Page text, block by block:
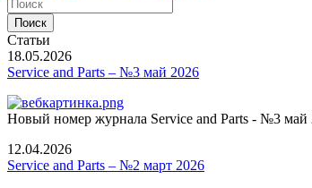
Статьи
18.05.2026
Service and Parts – №3 май 2026
Новый номер журнала Service and Parts - №3 май
12.04.2026
Service and Parts – №2 март 2026